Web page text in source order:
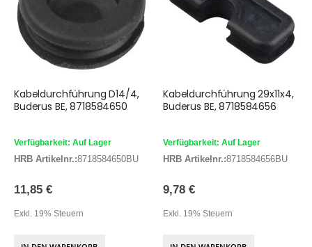
Kabeldurchführung D14/4,
Buderus BE, 8718584650
Verfügbarkeit: Auf Lager
HRB Artikelnr.:8718584650BU
11,85 €
Exkl. 19% Steuern
Kabeldurchführung 29x11x4,
Buderus BE, 8718584656
Verfügbarkeit: Auf Lager
HRB Artikelnr.:8718584656BU
9,78 €
Exkl. 19% Steuern